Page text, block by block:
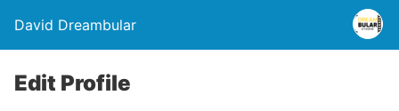
David Dreambular
Edit Profile